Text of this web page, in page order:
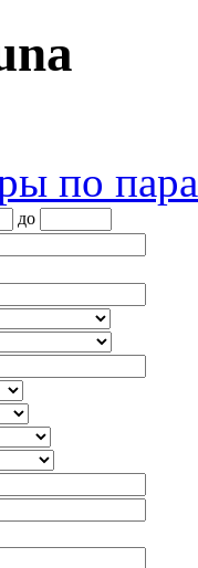
по
до